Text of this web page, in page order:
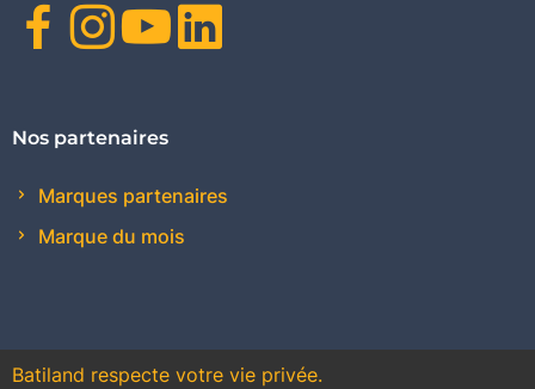
Facebook
Instagram
Youtube
Nos partenaires
Marques partenaires
Marque du mois
Batiland respecte votre vie privée.